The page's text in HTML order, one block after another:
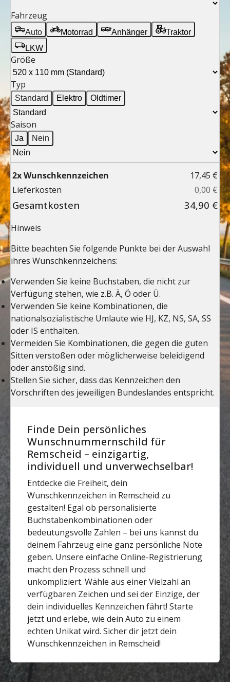
Finde Dein persönliches
Wunschnummernschild für
Remscheid – einzigartig,
individuell und unverwechselbar!
Entdecke die Freiheit, dein
Wunschkennzeichen in Remscheid zu
gestalten! Egal ob personalisierte
Buchstabenkombinationen oder
bedeutungsvolle Zahlen – bei uns kannst du
deinem Fahrzeug eine ganz persönliche Note
geben. Unsere einfache Online-Registrierung
macht den Prozess schnell und
unkompliziert. Wähle aus einer Vielzahl an
verfügbaren Zeichen und sei der Einzige, der
dein individuelles Kennzeichen fährt! Starte
jetzt und erlebe, wie dein Auto zu einem
echten Unikat wird. Sicher dir jetzt dein
Wunschkennzeichen in Remscheid!